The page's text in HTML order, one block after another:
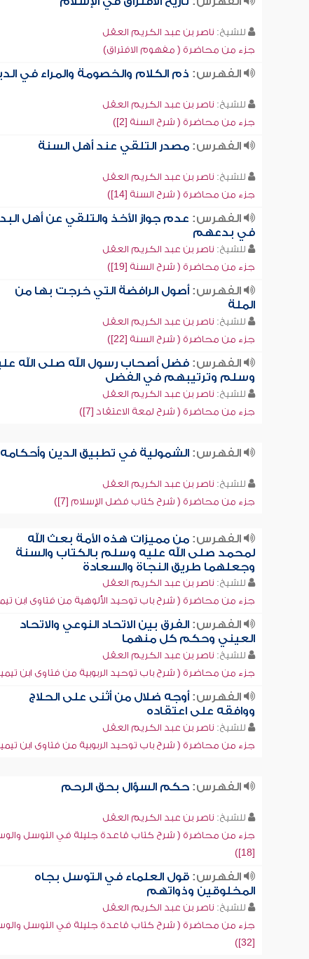
للشيخ: ناصر بن عبد الكريم العقل
جزء من محاضرة ( مفهوم الافتراق)
الفهرس: ذم الكلام والخصومة والمراء في
للشيخ: ناصر بن عبد الكريم العقل
جزء من محاضرة ( شرح السنة [2])
الفهرس:مصدر التلقي عند أهل السنة
للشيخ: ناصر بن عبد الكريم العقل
جزء من محاضرة ( شرح السنة [14])
الفهرس: عدم جواز الأخذ والتلقي عن أهل
في بدعهم
للشيخ: ناصر بن عبد الكريم العقل
جزء من محاضرة ( شرح السنة [19])
الفهرس:أصول الرافضة التي خرجت بها من
الملة
للشيخ: ناصر بن عبد الكريم العقل
جزء من محاضرة ( شرح السنة [22])
الفهرس:فضل أصحاب رسول الله صلى الله
وسلم وترتيبهم في الفضل
للشيخ: ناصر بن عبد الكريم العقل
جزء من محاضرة ( شرح لمعة الاعتقاد [7])
الفهرس:الشمولية في تطبيق الدين وأحكامه
للشيخ: ناصر بن عبد الكريم العقل
جزء من محاضرة ( شرح كتاب فضل الإسلام [7])
الفهرس:من مميزات هذه الأمة بعث الله
لمحمد صلى الله عليه وسلم بالكتاب والسنة
وجعلهما طريق النجاة والسعادة
للشيخ: ناصر بن عبد الكريم العقل
جزء من محاضرة ( شرح باب توحيد الألوهية من فتاوى ابن
الفهرس:الفرق بين الاتحاد النوعي والاتحاد
العيني وحكم كل منهما
للشيخ: ناصر بن عبد الكريم العقل
جزء من محاضرة ( شرح باب توحيد الربوبية من فتاوى ابن تيمية
الفهرس:أوجه ضلال من أثنى على الحلاج
ووافقه على اعتقاده
للشيخ: ناصر بن عبد الكريم العقل
جزء من محاضرة ( شرح باب توحيد الربوبية من فتاوى ابن تيمية
الفهرس:حكم السؤال بحق الرحم
للشيخ: ناصر بن عبد الكريم العقل
جزء من محاضرة ( شرح كتاب قاعدة جليلة في التوسل
[18])
الفهرس:قول العلماء في التوسل بجاه
المخلوقين وذواتهم
للشيخ: ناصر بن عبد الكريم العقل
جزء من محاضرة ( شرح كتاب قاعدة جليلة في التوسل
[32])